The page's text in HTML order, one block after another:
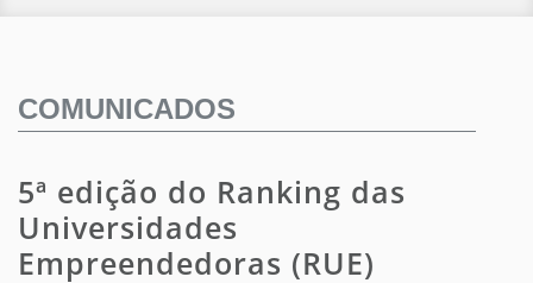
COMUNICADOS
5ª edição do Ranking das
Universidades
Empreendedoras (RUE)